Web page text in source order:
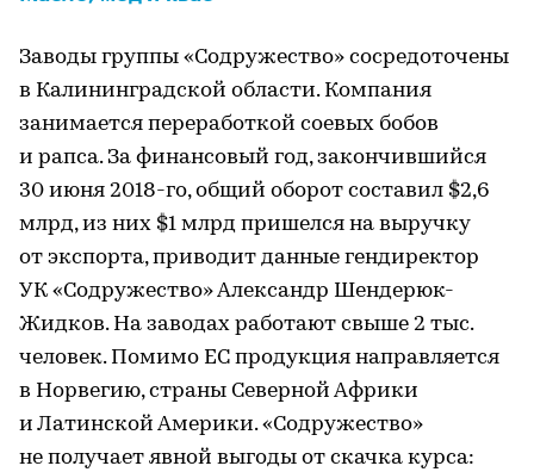
Заводы группы «Содружество» сосредоточены
в Калининградской области. Компания
занимается переработкой соевых бобов
и рапса. За финансовый год, закончившийся
30 июня 2018-го, общий оборот составил $2,6
млрд, из них $1 млрд пришелся на выручку
от экспорта, приводит данные гендиректор
УК «Содружество» Александр Шендерюк-
Жидков. На заводах работают свыше 2 тыс.
человек. Помимо ЕС продукция направляется
в Норвегию, страны Северной Африки
и Латинской Америки. «Содружество»
не получает явной выгоды от скачка курса: